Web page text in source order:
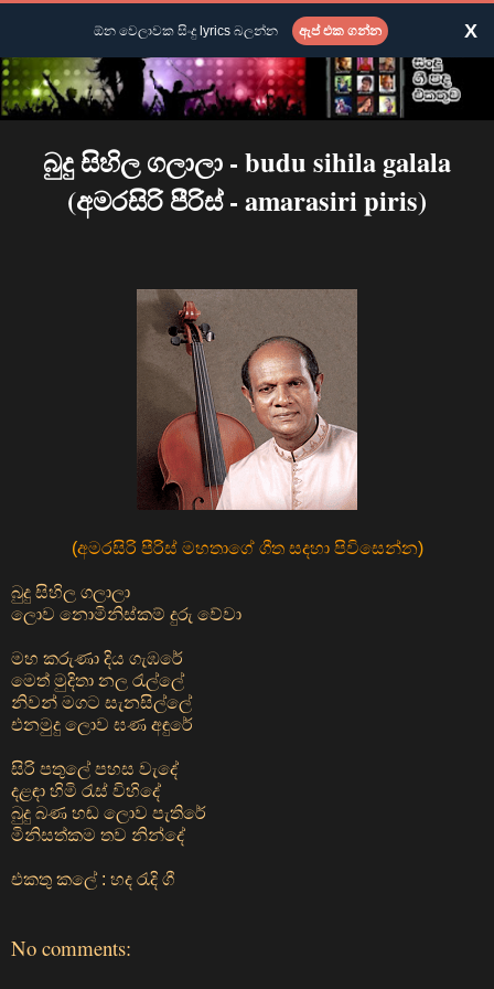
බුදු සිහිල ගලාලා - budu sihila galala
(අමරසිරි පීරිස් - amarasiri piris)
(අමරසිරි පීරිස් මහතාගේ ගීත සදහා පිවිසෙන්න)
බුදු සිහිල ගලාලා
ලොව නොමිනිස්කම් දුරු වේවා
මහ කරුණා දිය ගැඹරේ
මෙත් මුදිතා නල රැල්ලේ
නිවන් මගට සැනසිල්ලේ
එනමුදු ලොව ඝණ අඳුරේ
සිරි පතුලේ පහස වැදේ
දළඳා හිමි රැස් විහිදේ
බුදු බණ හඬ ලොව පැතිරේ
මිනිසත්කම තව නින්දේ
එකතු කලේ : හද රැදි ගී
No comments:
ඕන වෙලාවක සිංදු lyrics බලන්න ඇප් එක ගන්න X